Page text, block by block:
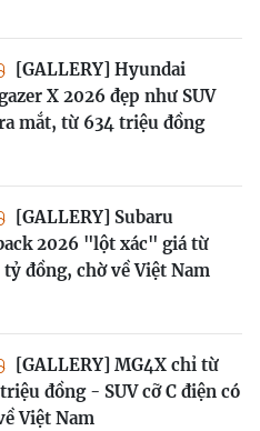
[GALLERY] Hyundai
X 2026 đẹp như SUV
mắt, từ 634 triệu đồng
[GALLERY] Subaru
2026 "lột xác" giá từ
tỷ đồng, chờ về Việt Nam
[GALLERY] MG4X chỉ từ
đồng - SUV cỡ C điện có
Việt Nam